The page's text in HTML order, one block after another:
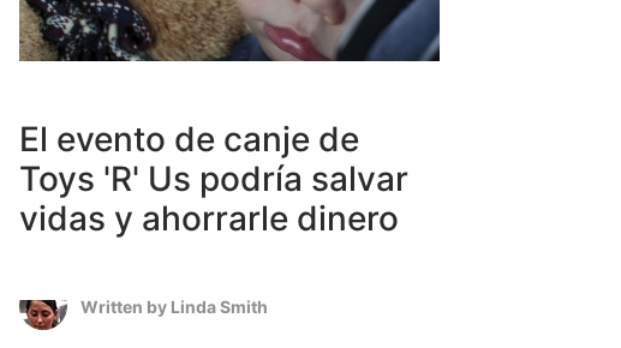
El evento de canje de
Toys 'R' Us podría salvar
vidas y ahorrarle dinero
Written by Linda Smith